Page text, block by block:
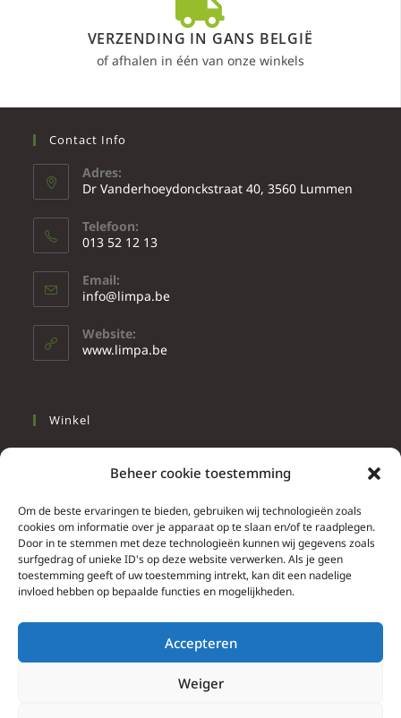
Beheer cookie toestemming
Om de beste ervaringen te bieden, gebruiken wij technologieën zoals
cookies om informatie over je apparaat op te slaan en/of te raadplegen.
Door in te stemmen met deze technologieën kunnen wij gegevens zoals
surfgedrag of unieke ID's op deze website verwerken. Als je geen
toestemming geeft of uw toestemming intrekt, kan dit een nadelige
invloed hebben op bepaalde functies en mogelijkheden.
Accepteren
Weiger
VERZENDING IN GANS BELGIË
of afhalen in één van onze winkels
Contact Info
Adres:
Dr Vanderhoeydonckstraat 40, 3560 Lummen
Telefoon:
013 52 12 13
Email:
info@limpa.be
Website:
www.limpa.be
Winkel
Wonen
Info
Contacteer ons